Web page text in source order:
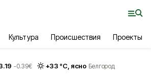
Культура Происшествия Проекты
-0.39€ +33 °С, ясно Белгород